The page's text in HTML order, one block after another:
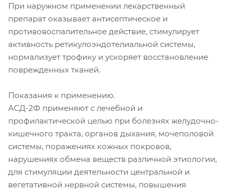
При наружном применении лекарственный
препарат оказывает антисептическое и
противовоспалительное действие, стимулирует
активность ретикулоэндотелиальной системы,
нормализует трофику и ускоряет восстановление
поврежденных тканей.
Показания к применению.
АСД-2Ф применяют с лечебной и
профилактической целью при болезнях желудочно-
кишечного тракта, органов дыхания, мочеполовой
системы, поражениях кожных покровов,
нарушениях обмена веществ различной этиологии,
для стимуляции деятельности центральной и
вегетативной нервной системы, повышения